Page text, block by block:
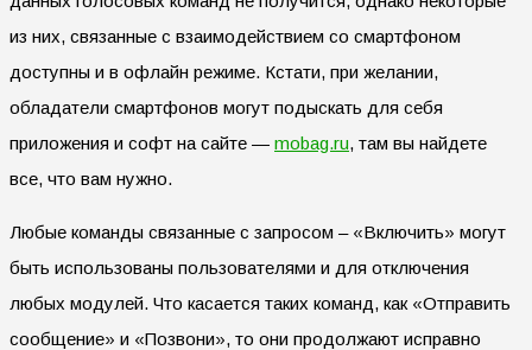
из них, связанные с взаимодействием со смартфоном
доступны и в офлайн режиме. Кстати, при желании,
обладатели смартфонов могут подыскать для себя
приложения и софт на сайте — mobag.ru, там вы найдете
все, что вам нужно.
Любые команды связанные с запросом – «Включить» могут
быть использованы пользователями и для отключения
любых модулей. Что касается таких команд, как «Отправить
сообщение» и «Позвони», то они продолжают исправно